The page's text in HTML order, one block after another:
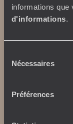
informations
d'informations.
Nécessaires
Préférences